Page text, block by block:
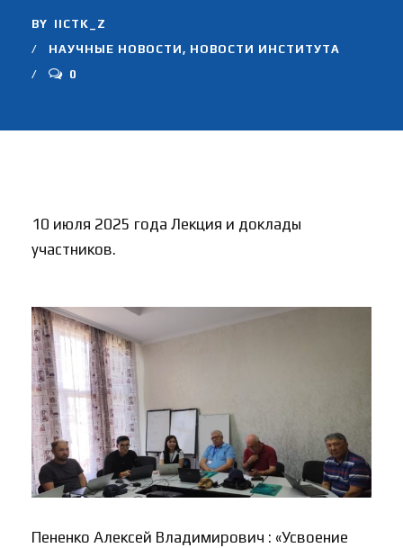
BY IICTK_Z
НАУЧНЫЕ НОВОСТИ, НОВОСТИ ИНСТИТУТА
0
10 июля 2025 года Лекция и доклады
участников.
Пененко Алексей Владимирович : «Усвоение